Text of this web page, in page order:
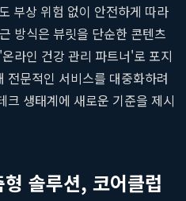
부상 위험 없이 안전하게 따라
방식은 뷰릿을 단순한 콘텐츠
라인 건강 관리 파트너'로 포지
전문적인 서비스를 대중화하려
크 생태계에 새로운 기준을 제시
솔루션, 코어클럽